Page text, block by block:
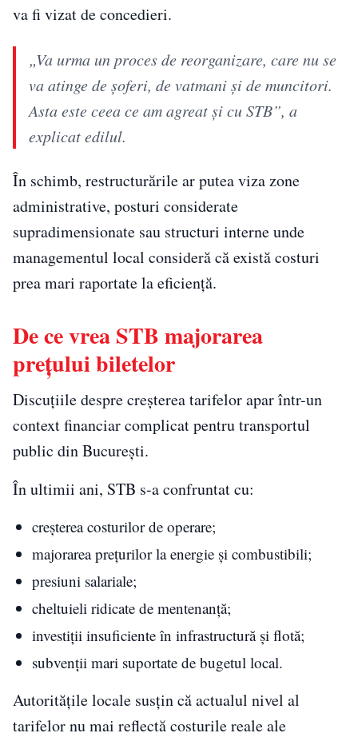
va fi vizat de concedieri.
„Va urma un proces de reorganizare, care nu se
va atinge de șoferi, de vatmani și de muncitori.
Asta este ceea ce am agreat și cu STB”, a
explicat edilul.
În schimb, restructurările ar putea viza zone
administrative, posturi considerate
supradimensionate sau structuri interne unde
managementul local consideră că există costuri
prea mari raportate la eficiență.
De ce vrea STB majorarea
prețului biletelor
Discuțiile despre creșterea tarifelor apar într-un
context financiar complicat pentru transportul
public din București.
În ultimii ani, STB s-a confruntat cu:
creșterea costurilor de operare;
majorarea prețurilor la energie și combustibili;
presiuni salariale;
cheltuieli ridicate de mentenanță;
investiții insuficiente în infrastructură și flotă;
subvenții mari suportate de bugetul local.
Autoritățile locale susțin că actualul nivel al
tarifelor nu mai reflectă costurile reale ale